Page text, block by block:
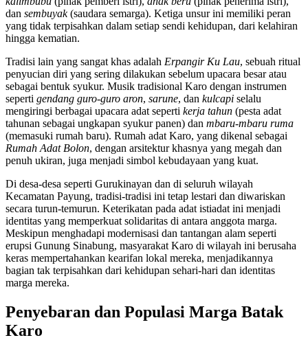
dan sembuyak(saudara semarga). Ketiga unsur ini memiliki peran
yang tidak terpisahkan dalam setiap sendi kehidupan, dari kelahiran
hingga kematian.
Tradisi lain yang sangat khas adalah Erpangir Ku Lau, sebuah ritual
penyucian diri yang sering dilakukan sebelum upacara besar atau
sebagai bentuk syukur. Musik tradisional Karo dengan instrumen
seperti gendang guro-guro aron, sarune, dan kulcapi selalu
mengiringi berbagai upacara adat seperti kerja tahun (pesta adat
tahunan sebagai ungkapan syukur panen) dan mbaru-mbaru ruma
(memasuki rumah baru). Rumah adat Karo, yang dikenal sebagai
Rumah Adat Bolon, dengan arsitektur khasnya yang megah dan
penuh ukiran, juga menjadi simbol kebudayaan yang kuat.
Di desa-desa seperti Gurukinayan dan di seluruh wilayah
Kecamatan Payung, tradisi-tradisi ini tetap lestari dan diwariskan
secara turun-temurun. Keterikatan pada adat istiadat ini menjadi
identitas yang memperkuat solidaritas di antara anggota marga.
Meskipun menghadapi modernisasi dan tantangan alam seperti
erupsi Gunung Sinabung, masyarakat Karo di wilayah ini berusaha
keras mempertahankan kearifan lokal mereka, menjadikannya
bagian tak terpisahkan dari kehidupan sehari-hari dan identitas
marga mereka.
Penyebaran dan Populasi Marga Batak
Karo